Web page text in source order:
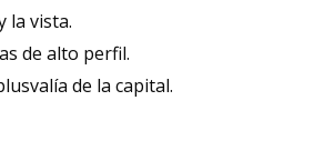
la vista.
de alto perfil.
de la capital.